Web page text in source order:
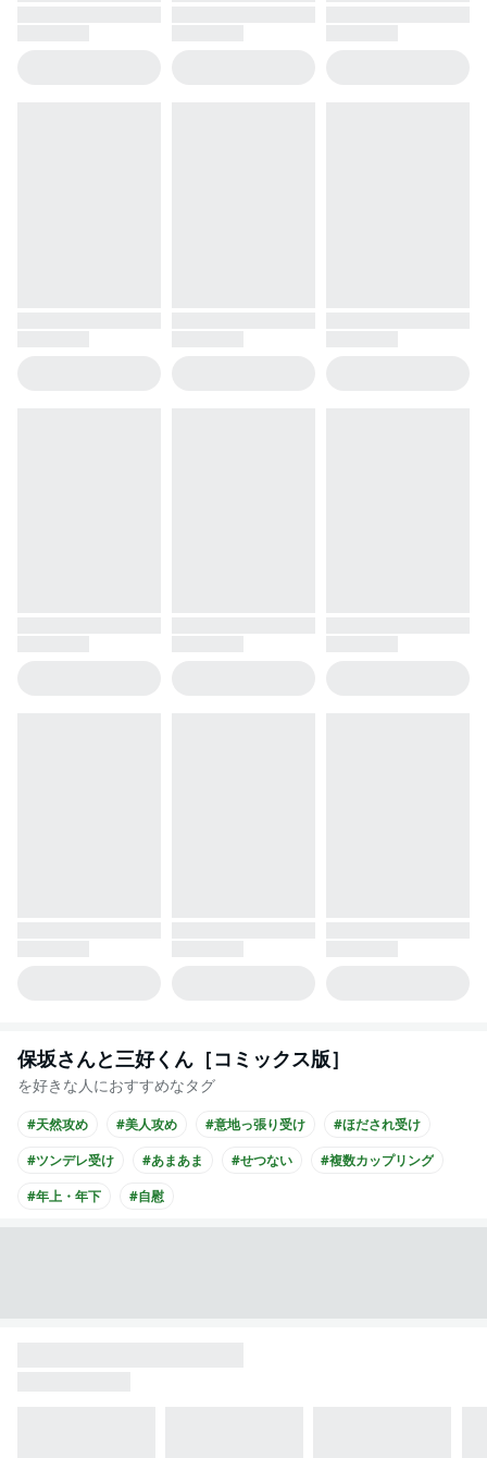
保坂さんと三好くん［コミックス版］
を好きな人におすすめなタグ
#天然攻め #美人攻め #意地っ張り受け
#ほだされ受け
#ツンデレ受け
#あまあま #せつない
#複数カップリング
#年上・年下
#自慰